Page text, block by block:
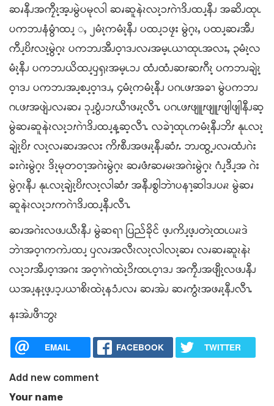
ဆၧနီၪအကၠီၩ့အ့ၪမွဲပမုလါ ဆၧဆူနဲၩလၩ့ၥၭဂဲၫဒိၪထၪ့နီၪ အဆိၪထုၬ
ပကဘၪနံမွံၫထၪ့ ႇ ၂မံၩ့ကမံၩ့နီၪ ပထၪ့ၥဖၠး မွဲဂ့ၩႇ ပထၪ့ဆၧအီၪ
ကီၪ့ဎိၭလၩ့မွဲဂ့ၩ ပကဘၪအီၪဝ့ၫဒၪလၧအမ့ၬယၫထုၬအလးႇ ၃မံၩ့လ
မံၩ့နီၪ ပကဘၪယိထၪ့ၦၡၩအမ့ၬၥၪ ထံၪထံၪဆၭဆၭဂီၩ့ ပကဘၪချဲၩ့
ဝ့ၫဒၪ ပကဘၪအၪ့စၪ့ဝ့ၫဒၪႇ ၄မံၩ့ကမံၩ့နီၪ ပဂၬဖၭအခၫ မွဲပကဘၪ
ဂၬဖၭအဖျဲၪလၧဆၧ ၥုၪ့ဎွံၪၥၭယီၫဖၧၩ့လီၫႉ ပဂၬဖၭဖျူၭဖျူၭဖျါဖျါနီၪဆ့
မွဲဆၧဆူနဲၩလၩ့ၥၭဂဲၫဒိၪထၪ့န့ဆ့လီၫႉ လခဲၫ့ထုၬကမံၩ့နီၪဘိၭ နုၬလၩ့
ချဲၩ့ဎိၭ လၩ့လၧဆၧအလး ကိၭစီၪအဖၧၩ့နီၪဆံၭႉ ဘၪထွ့ၪလၧထံၪဂဲး
ခးဂဲးမွဲဂ့ၩ ဒိၩ့မုတဝၫ့အဂဲးမွဲဂ့ၩ ဆၧဖံၭဆၧမၩအဂဲးမွဲဂ့ၩ ဂံၪ့ဒီၪ့အ ဂဲး
မွဲဂ့ၩနီၪ နုၬလၩ့ချဲၩ့ဎိၭလၩ့လါဆံၭ အနီၪစွါဘဲၫပနၫ့ဆါဒၪပၧၩ မွဲဆၧ
ဆူနဲၩလၩ့ၥၭကဂဲၫဒိၪထၪ့နီၪလီၫႉ
ဆၧအဂဲးလဖၪယီၩနီၪ မွဲဆရၫ ပြည်ခိုင် ဖ့ၪကိၪ့ဖ့ၪတဲၩ့ထၬပၧၩဒဲ
ဘဲၫအဝ့ၫကကဲၪထၪ့ ၦလၧအလီၩလၩ့လါလၩ့ဆၧ လၧဆၧဆူၩနဲၩ
လၩ့ၥၭအီၪဝ့ၫအဂး အဝ့ၫဂဲၫထဲၩ့ၥိၭထၬဝ့ၫဒၪ အကၠီၪအဖျီၩ့လဖၪနီၪ
ယအၪ့နၩ့ဖ့ၪၥ့ၪယၫစိၩထဲၩ့နၥံၪလၧ ဆၧအဲၪ ဆၧကွံၩအဖၧၩ့နီၪလီၫႉ
နးအဲၪဖီၫဘွၩ
EMAIL FACEBOOK TWITTER
Add new comment
Your name